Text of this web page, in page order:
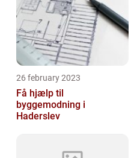
26 february 2023
Få hjælp til
byggemodning i
Haderslev